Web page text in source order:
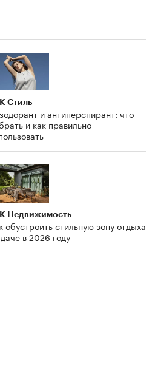
Стиль
и антиперспирант: что
и как правильно
Недвижимость
обустроить стильную зону отдыха
в 2026 году